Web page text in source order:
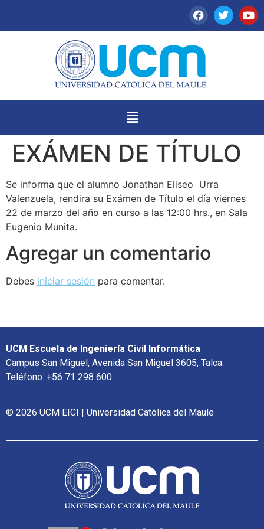
EXÁMEN DE TÍTULO
Se informa que el alumno Jonathan Eliseo Urra
Valenzuela, rendira su Exámen de Título el día viernes
22 de marzo del año en curso a las 12:00 hrs., en Sala
Eugenio Munita.
Agregar un comentario
Debes iniciar sesión para comentar.
UCM Escuela de Ingeniería Civil Informática
Campus San Miguel, Avenida San Miguel 3605, Talca.
Teléfono: +56 71 298 600
© 2026 UCM EICI | Universidad Católica del Maule